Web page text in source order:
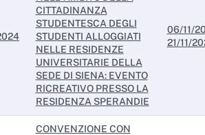
CITTADINANZA
STUDENTESCA DEGLI
STUDENTI ALLOGGIATI
NELLE RESIDENZE
UNIVERSITARIE DELLA
SEDE DI SIENA: EVENTO
RICREATIVO PRESSO LA
RESIDENZA SPERANDIE
06/11/
21/11/
CONVENZIONE CON